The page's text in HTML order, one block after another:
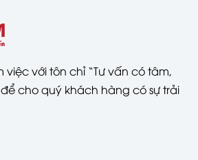
việc với tôn chỉ “Tư vấn có tâm,
cho quý khách hàng có sự trải